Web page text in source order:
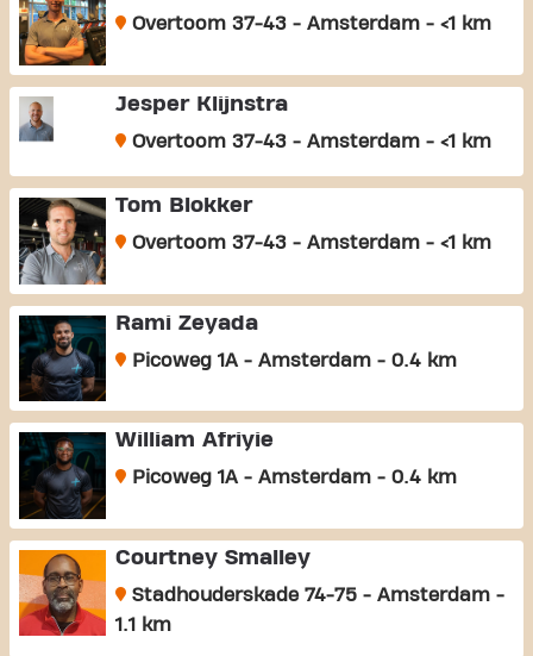
Overtoom 37-43 - Amsterdam - <1 km
Jesper Klijnstra
Overtoom 37-43 - Amsterdam - <1 km
Tom Blokker
Overtoom 37-43 - Amsterdam - <1 km
Rami Zeyada
Picoweg 1A - Amsterdam - 0.4 km
William Afriyie
Picoweg 1A - Amsterdam - 0.4 km
Courtney Smalley
Stadhouderskade 74-75 - Amsterdam -
1.1 km